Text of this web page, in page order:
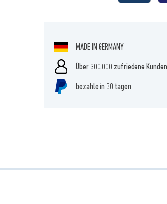
MADE IN GERMANY
Über 300.000 zufriedene Kunden
bezahle in 30 tagen